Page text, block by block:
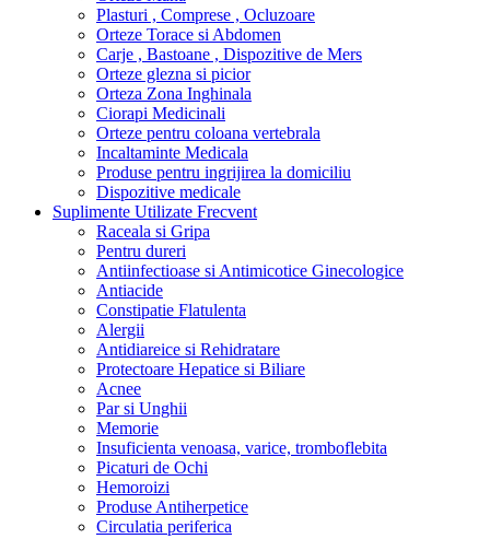
Plasturi , Comprese , Ocluzoare
Orteze Torace si Abdomen
Carje , Bastoane , Dispozitive de Mers
Orteze glezna si picior
Orteza Zona Inghinala
Ciorapi Medicinali
Orteze pentru coloana vertebrala
Incaltaminte Medicala
Produse pentru ingrijirea la domiciliu
Dispozitive medicale
Suplimente Utilizate Frecvent
Raceala si Gripa
Pentru dureri
Antiinfectioase si Antimicotice Ginecologice
Antiacide
Constipatie Flatulenta
Alergii
Antidiareice si Rehidratare
Protectoare Hepatice si Biliare
Acnee
Par si Unghii
Memorie
Insuficienta venoasa, varice, tromboflebita
Picaturi de Ochi
Hemoroizi
Produse Antiherpetice
Circulatia periferica